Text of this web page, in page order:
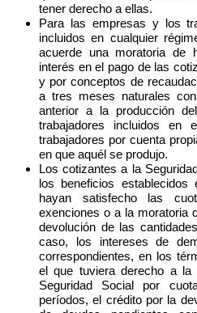
tener derecho a ellas.
Para las empresas y los
incluidos en cualquier
acuerde una moratoria de
interés en el pago de las
y por conceptos de
a tres meses naturales
anterior a la producción
trabajadores incluidos en
trabajadores por cuenta
en que aquél se produjo.
Los cotizantes a la
los beneficios
hayan satisfecho las
exenciones o a la moratoria
devolución de las
caso, los intereses de
correspondientes, en los
el que tuviera derecho a la
Seguridad Social por
períodos, el crédito por la